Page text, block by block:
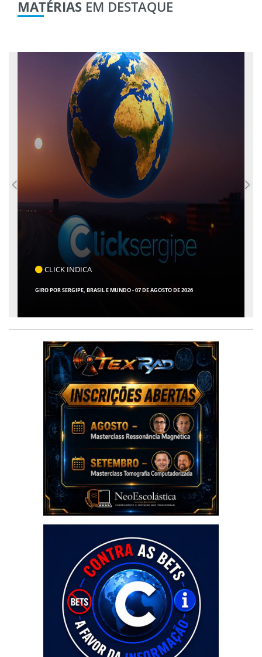
MATÉRIAS EM DESTAQUE
CLICK INDICA
GIRO POR SERGIPE, BRASIL E MUNDO - 07 DE AGOSTO DE 2026